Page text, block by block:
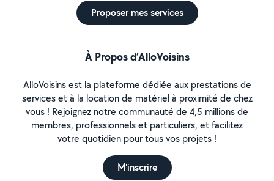
Proposer mes services
À Propos d’AlloVoisins
AlloVoisins est la plateforme dédiée aux prestations de
services et à la location de matériel à proximité de chez
vous ! Rejoignez notre communauté de 4,5 millions de
membres, professionnels et particuliers, et facilitez
votre quotidien pour tous vos projets !
M'inscrire